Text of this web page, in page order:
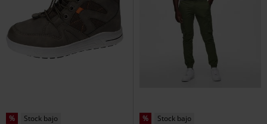
% Stock bajo % Stock bajo